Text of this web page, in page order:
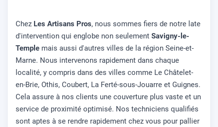
Chez Les Artisans Pros, nous sommes fiers de notre late
d'intervention qui englobe non seulement Savigny-le-
Temple mais aussi d'autres villes de la région Seine-et-
Marne. Nous intervenons rapidement dans chaque
localité, y compris dans des villes comme Le Châtelet-
en-Brie, Othis, Coubert, La Ferté-sous-Jouarre et Guignes.
Cela assure à nos clients une couverture plus vaste et un
service de proximité optimisé. Nos techniciens qualifiés
sont aptes à se rendre rapidement chez vous pour pallier